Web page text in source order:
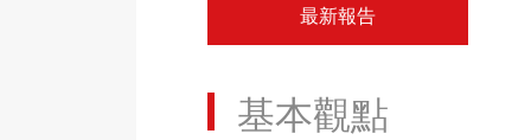
最新報告
基本觀點